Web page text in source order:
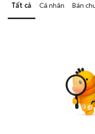
Tất cả Cá nhân Bán